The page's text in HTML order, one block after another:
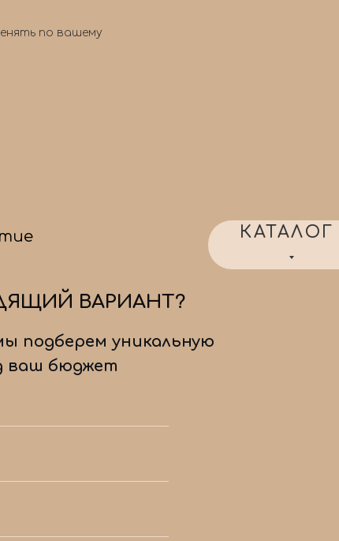
по вашему
КАТАЛОГ
ВАРИАНТ?
подберем уникальную
ваш бюджет